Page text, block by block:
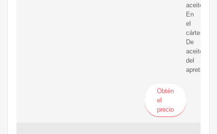
aceite
En
el
cárter
De
aceite
del
apretando
Obtén
el
precio